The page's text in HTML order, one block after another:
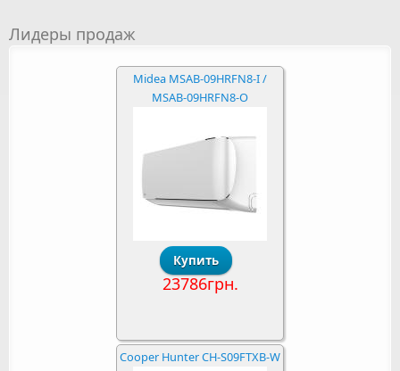
Лидеры продаж
Midea MSAB-09HRFN8-I /
MSAB-09HRFN8-O
23786грн.
Cooper Hunter CH-S09FTXB-W